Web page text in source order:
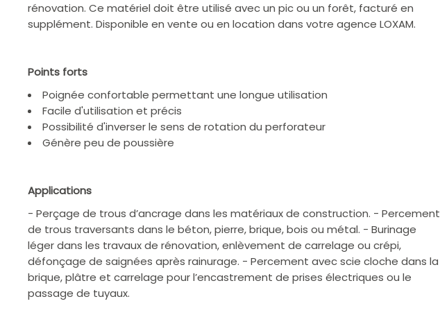
rénovation. Ce matériel doit être utilisé avec un pic ou un forêt, facturé en
supplément. Disponible en vente ou en location dans votre agence LOXAM.
Points forts
Poignée confortable permettant une longue utilisation
Facile d'utilisation et précis
Possibilité d'inverser le sens de rotation du perforateur
Génère peu de poussière
Applications
- Perçage de trous d’ancrage dans les matériaux de construction. - Percement
de trous traversants dans le béton, pierre, brique, bois ou métal. - Burinage
léger dans les travaux de rénovation, enlèvement de carrelage ou crépi,
défonçage de saignées après rainurage. - Percement avec scie cloche dans la
brique, plâtre et carrelage pour l’encastrement de prises électriques ou le
passage de tuyaux.